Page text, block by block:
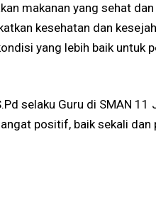
makanan yang sehat
kesehatan dan
yang lebih baik untuk
selaku Guru di SMAN
positif, baik sekali